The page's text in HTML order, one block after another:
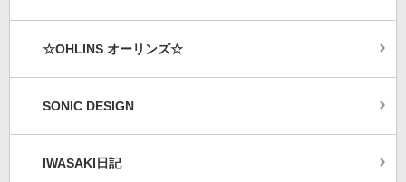
☆OHLINS オーリンズ☆
SONIC DESIGN
IWASAKI日記